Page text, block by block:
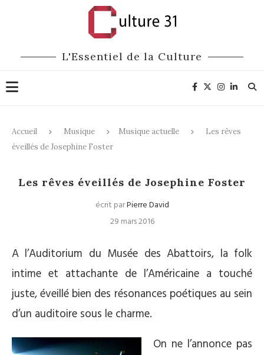
L'Essentiel de la Culture
Accueil Musique Musique actuelle
Les rêves
éveillés de Josephine Foster
Musique actuelle
Les rêves éveillés de Josephine Foster
écrit parPierre David
29 mars 2016
A l’Auditorium du Musée des Abattoirs, la folk
intime et attachante de l’Américaine a touché
juste, éveillé bien des résonances poétiques au sein
d’un auditoire sous le charme.
On ne l’annonce pas